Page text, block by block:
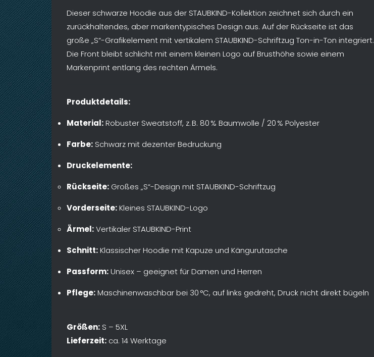
Dieser schwarze Hoodie aus der STAUBKIND-Kollektion zeichnet sich durch ein
zurückhaltendes, aber markentypisches Design aus. Auf der Rückseite ist das
große „S“-Grafikelement mit vertikalem STAUBKIND-Schriftzug Ton-in-Ton integriert.
Die Front bleibt schlicht mit einem kleinen Logo auf Brusthöhe sowie einem
Markenprint entlang des rechten Ärmels.
Produktdetails:
Material:Robuster Sweatstoff, z. B. 80 % Baumwolle / 20 % Polyester
Farbe: Schwarz mit dezenter Bedruckung
Druckelemente:
Rückseite: Großes „S“-Design mit STAUBKIND-Schriftzug
Vorderseite:Kleines STAUBKIND-Logo
Ärmel:Vertikaler STAUBKIND-Print
Schnitt:Klassischer Hoodie mit Kapuze und Kängurutasche
Passform:Unisex – geeignet für Damen und Herren
Pflege:Maschinenwaschbar bei 30 °C, auf links gedreht, Druck nicht direkt bügeln
Größen: S – 5XL
Lieferzeit: ca. 14 Werktage